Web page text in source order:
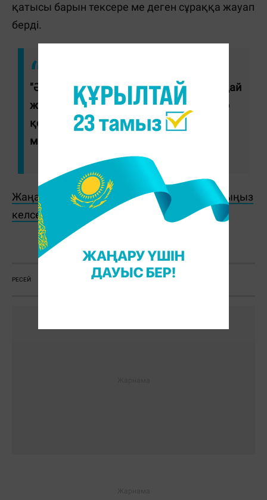
қатысы барын тексере ме деген сұраққа жауап
берді.
"Әрине, барлығы бақылауда. Егер мұндай
жағдайлар болса, әрине, тиісті шаралар
қолданылады", - деп жауап берді
министр.
Жаңалықтарды бәрінен бұрын біліп отырғыңыз
келсе, Telegram-арнамызға жазылыңыз!
РЕСЕЙ АЗАМАТТЫҚ